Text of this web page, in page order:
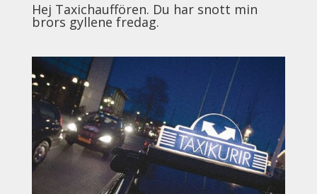
Hej Taxichauffören. Du har snott min
brors gyllene fredag.